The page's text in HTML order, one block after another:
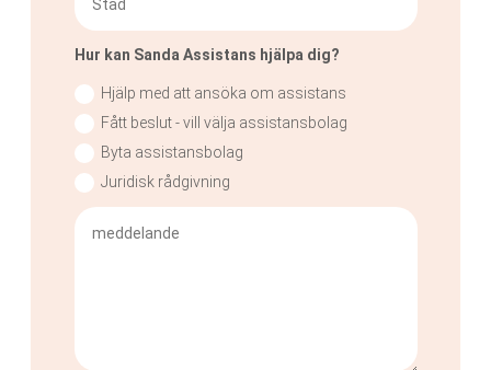
Hur kan Sanda Assistans hjälpa dig?
Hjälp med att ansöka om assistans
Fått beslut - vill välja assistansbolag
Byta assistansbolag
Juridisk rådgivning